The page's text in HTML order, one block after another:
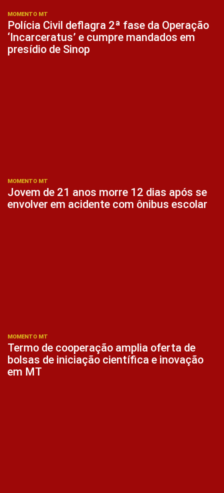
MOMENTO MT
Polícia Civil deflagra 2ª fase da Operação
‘Incarceratus’ e cumpre mandados em
presídio de Sinop
MOMENTO MT
Jovem de 21 anos morre 12 dias após se
envolver em acidente com ônibus escolar
MOMENTO MT
Termo de cooperação amplia oferta de
bolsas de iniciação científica e inovação
em MT